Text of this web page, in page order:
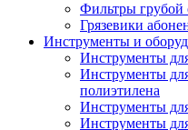
Фильтры грубой
Грязевики
Инструменты и
Инструменты
Инструменты
полиэтилена
Инструменты
Инструменты